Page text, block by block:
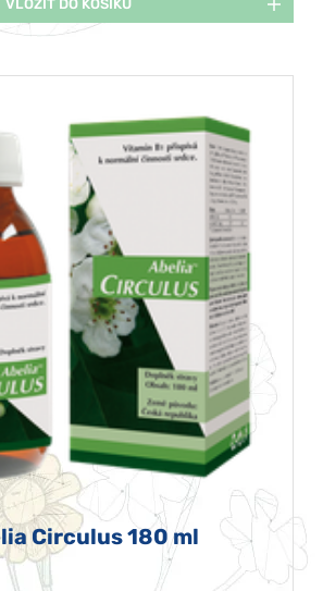
VLOŽIT DO KOŠÍKU
Circulus 180 ml